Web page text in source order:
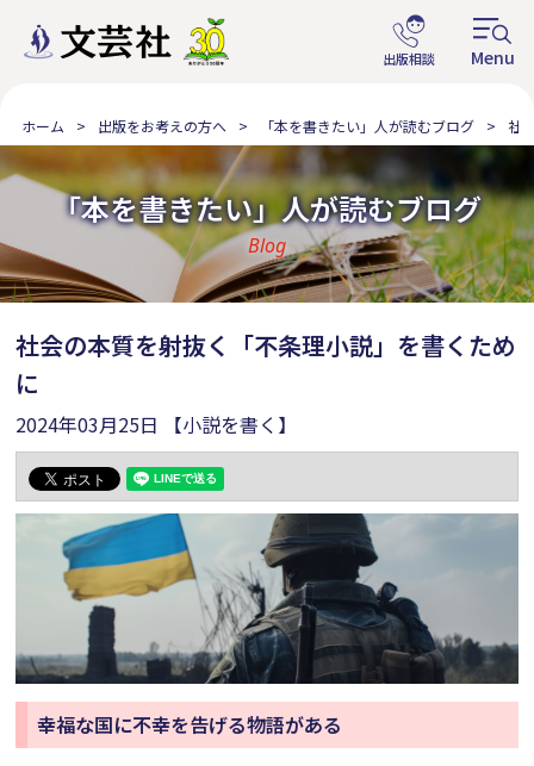
ホーム 出版をお考えの方へ 「本を書きたい」人が読むブログ 社
「本を書きたい」人が読むブログ
Blog
社会の本質を射抜く「不条理小説」を書くため
に
2024年03月25日 【小説を書く】
幸福な国に不幸を告げる物語がある